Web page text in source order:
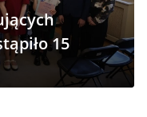
15